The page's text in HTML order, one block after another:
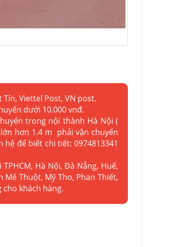
Viettel Post, VN post.
dưới 10.000 vnđ.
trong nội thành Hà Nội (
hơn 1.4 m phải vận chuyển
để biết chi tiết: 0974813341
Hà Nội, Đà Nẵng, Huế,
Mê Thuột, Mỹ Tho, Phan Thiết,
cho khách hàng.